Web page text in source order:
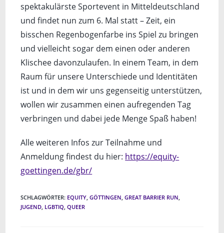
spektakulärste Sportevent in Mitteldeutschland
und findet nun zum 6. Mal statt – Zeit, ein
bisschen Regenbogenfarbe ins Spiel zu bringen
und vielleicht sogar dem einen oder anderen
Klischee davonzulaufen. In einem Team, in dem
Raum für unsere Unterschiede und Identitäten
ist und in dem wir uns gegenseitig unterstützen,
wollen wir zusammen einen aufregenden Tag
verbringen und dabei jede Menge Spaß haben!
Alle weiteren Infos zur Teilnahme und
Anmeldung findest du hier: https://equity-
goettingen.de/gbr/
SCHLAGWÖRTER: EQUITY GÖTTINGEN GREAT BARRIER RUN
JUGEND LGBTIQ QUEER